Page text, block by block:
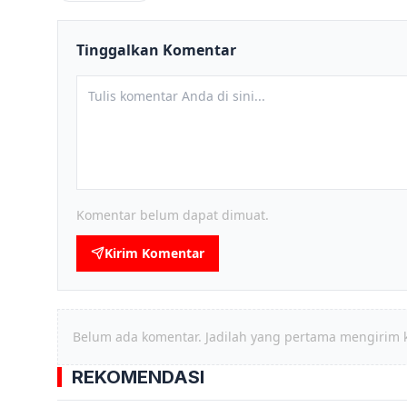
Tinggalkan Komentar
Komentar belum dapat dimuat.
Kirim Komentar
Belum ada komentar. Jadilah yang pertama mengirim
REKOMENDASI